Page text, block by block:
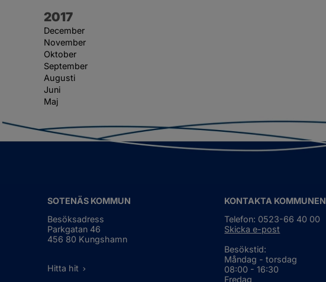
År:
2017
December
November
Oktober
September
Augusti
Juni
Maj
SOTENÄS KOMMUN
Besöksadress
Parkgatan 46
456 80 Kungshamn
Hitta hit
KONTAKTA KOMMUNEN
Telefon: 0523-66 40 00
Skicka e-post
Besökstid:
Måndag - torsdag
08:00 - 16:30
Fredag